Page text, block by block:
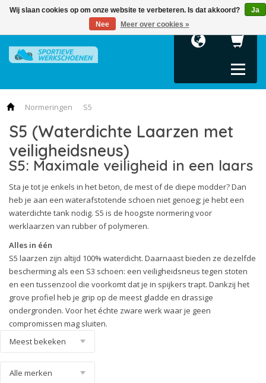
Terug
Werkschoenen
Werkschoenen
Terug
Werkschoenen
Werkschoenen
Werkschoenen
en accessoires
Terug
Kleding en
Inlegzolen
Terug
werkschoenen
Protect
Safety Motion
Safety Technics
Cloud
Protect
Protect
Caps Evo
Line
Effect
Protect
Service
Terug
Puma
Normeringen S5
S5 (Waterdichte Laarzen met
veiligheidsneus)
S5: Maximale veiligheid in een laars
Sta je tot je enkels in het beton, de mest of de diepe modder? Dan
heb je aan een waterafstotende schoen niet genoeg; je hebt een
waterdichte tank nodig. S5 is de hoogste normering voor
werklaarzen van rubber of polymeren.
Alles in één
S5 laarzen zijn altijd 100% waterdicht. Daarnaast bieden ze dezelfde
bescherming als een S3 schoen: een veiligheidsneus tegen stoten
en een tussenzool die voorkomt dat je in spijkers trapt. Dankzij het
grove profiel heb je grip op de meest gladde en drassige
ondergronden. Voor het échte zware werk waar je geen
compromissen mag sluiten.
Wij slaan cookies op om onze website te verbeteren. Is dat akkoord?
Ja
Nee
Meer over cookies »